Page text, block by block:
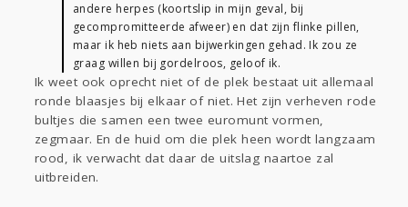
andere herpes (koortslip in mijn geval, bij
gecompromitteerde afweer) en dat zijn flinke pillen,
maar ik heb niets aan bijwerkingen gehad. Ik zou ze
graag willen bij gordelroos, geloof ik.
Ik weet ook oprecht niet of de plek bestaat uit allemaal
ronde blaasjes bij elkaar of niet. Het zijn verheven rode
bultjes die samen een twee euromunt vormen,
zegmaar. En de huid om die plek heen wordt langzaam
rood, ik verwacht dat daar de uitslag naartoe zal
uitbreiden.